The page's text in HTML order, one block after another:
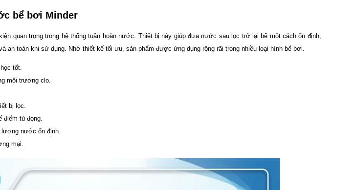
bể bơi Minder
quan trọng trong hệ thống tuần hoàn nước. Thiết bị này giúp đưa nước sau lọc trở lại bể một cách ổn định,
an toàn khi sử dụng. Nhờ thiết kế tối ưu, sản phẩm được ứng dụng rộng rãi trong nhiều loại hình bể bơi.
tốt.
môi trường clo.
bị lọc.
điểm tù đọng.
lượng nước ổn định.
mại.